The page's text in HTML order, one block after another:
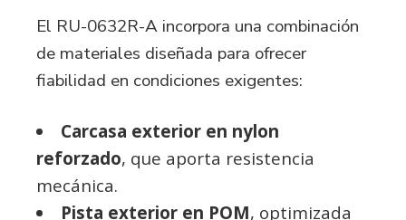
El RU-0632R-A incorpora una combinación
de materiales diseñada para ofrecer
fiabilidad en condiciones exigentes:
Carcasa exterior en nylon
reforzado, que aporta resistencia
mecánica.
Pista exterior en POM, optimizada